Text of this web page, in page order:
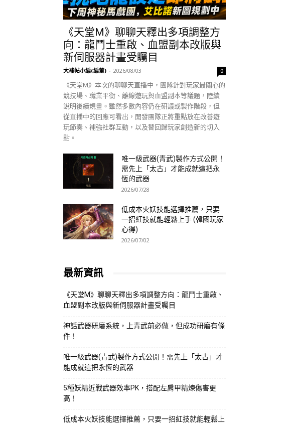
《天堂M》聊聊天釋出多項調整方
向：龍鬥士重啟、血盟副本改版與
新伺服器計畫受矚目
大補帖小編(編董) - 2026/08/03 0
《天堂M》本次的聊聊天直播中，團隊針對玩家最關心的
競技場、職業平衡、離線遊玩與血盟副本等議題，陸續
說明後續規畫。雖然多數內容仍在研議或製作階段，但
從直播中的回應可看出，開發團隊正將重點放在改善遊
玩節奏、補強社群互動，以及替回歸玩家創造新的切入
點。
唯一級武器(青武)製作方式公開！
需先上「太古」才能成就這把永
恆的武器
2026/07/28
低成本火妖技能選擇推薦，只要
一招紅技就能輕鬆上手 (韓國玩家
心得)
2026/07/02
最新資訊
《天堂M》聊聊天釋出多項調整方向：龍鬥士重啟、
血盟副本改版與新伺服器計畫受矚目
神話武器研磨系統，上青武前必做，但成功研磨有條
件！
唯一級武器(青武)製作方式公開！需先上「太古」才
能成就這把永恆的武器
5種妖精近戰武器效率PK，搭配左肩甲精煉傷害更
高！
低成本火妖技能選擇推薦，只要一招紅技就能輕鬆上